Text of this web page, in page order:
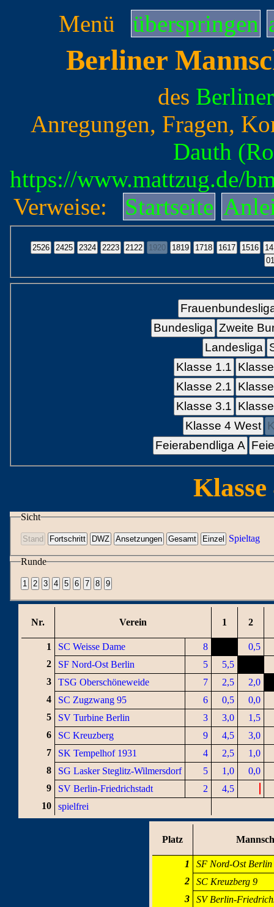
Menü überspringen
Berliner
des
Anregungen, Fragen,
Dauth
https://www.mattzug.de/
Verweise:
Startseite
Bundesliga Zweite
Landesliga
Klasse 1.1
Klasse 2.1
Klasse 3.1
Klasse 4 West
Feierabendliga A
Sicht
Spieltag
Runde
Nr. Verein 1 2
1 SC Weisse Dame 8
0,5
2
SF Nord-Ost Berlin 5
5,5
3
TSG Oberschöneweide 7 2,5
2,0
4
SC Zugzwang 95 6 0,5
0,0
5
SV Turbine Berlin 3 3,0
1,5
6
SC Kreuzberg 9 4,5
3,0
7
SK Tempelhof 1931 4 2,5
1,0
8
SG Lasker Steglitz-Wilmersdorf 5 1,0
0,0
9
SV Berlin-Friedrichstadt 2
4,5
10
spielfrei
Platz
1
SF Nord-Ost Berlin
2
SC Kreuzberg 9
3
SV Berlin-